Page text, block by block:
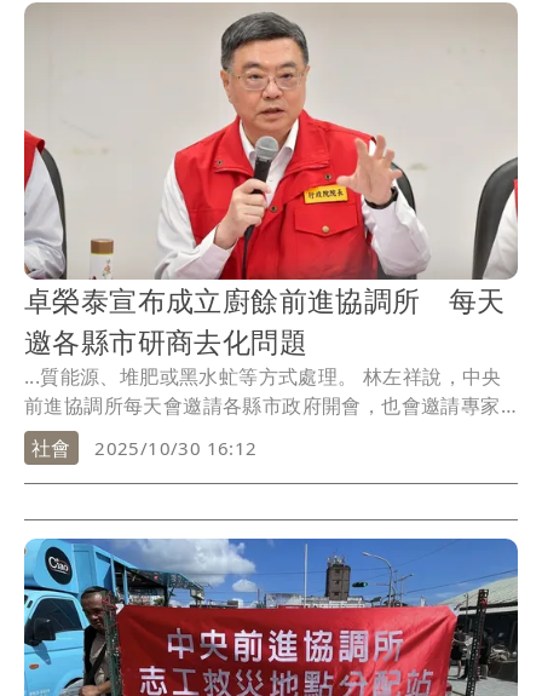
卓榮泰宣布成立廚餘前進協調所 每天
邀各縣市研商去化問題
...質能源、堆肥或黑水虻等方式處理。 林左祥說，中央
前進協調所每天會邀請各縣市政府開會，也會邀請專家
學...
社會 2025/10/30 16:12